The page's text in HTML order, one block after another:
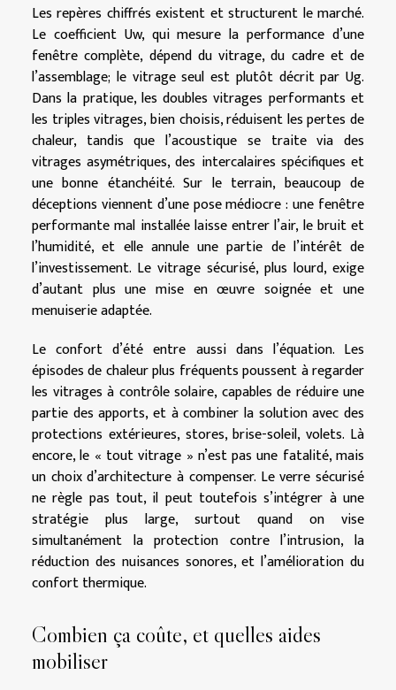
Les repères chiffrés existent et structurent le marché.
Le coefficient Uw, qui mesure la performance d’une
fenêtre complète, dépend du vitrage, du cadre et de
l’assemblage; le vitrage seul est plutôt décrit par Ug.
Dans la pratique, les doubles vitrages performants et
les triples vitrages, bien choisis, réduisent les pertes de
chaleur, tandis que l’acoustique se traite via des
vitrages asymétriques, des intercalaires spécifiques et
une bonne étanchéité. Sur le terrain, beaucoup de
déceptions viennent d’une pose médiocre : une fenêtre
performante mal installée laisse entrer l’air, le bruit et
l’humidité, et elle annule une partie de l’intérêt de
l’investissement. Le vitrage sécurisé, plus lourd, exige
d’autant plus une mise en œuvre soignée et une
menuiserie adaptée.
Le confort d’été entre aussi dans l’équation. Les
épisodes de chaleur plus fréquents poussent à regarder
les vitrages à contrôle solaire, capables de réduire une
partie des apports, et à combiner la solution avec des
protections extérieures, stores, brise-soleil, volets. Là
encore, le « tout vitrage » n’est pas une fatalité, mais
un choix d’architecture à compenser. Le verre sécurisé
ne règle pas tout, il peut toutefois s’intégrer à une
stratégie plus large, surtout quand on vise
simultanément la protection contre l’intrusion, la
réduction des nuisances sonores, et l’amélioration du
confort thermique.
Combien ça coûte, et quelles aides
mobiliser